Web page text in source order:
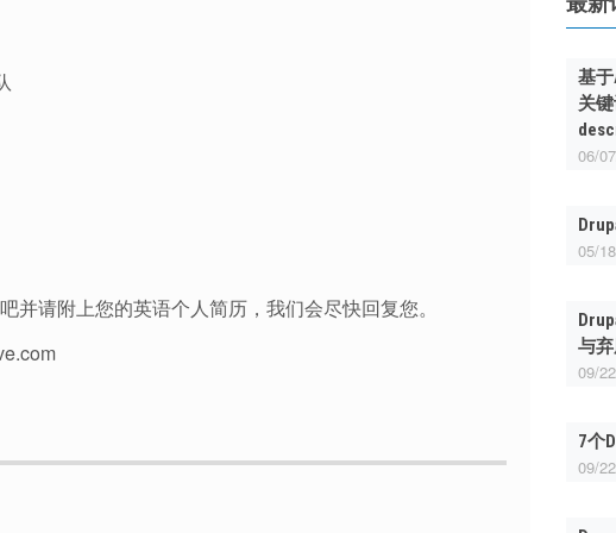
请附上您的英语个人简历，我们会尽快回复您。
基
关
06/
05/
与
09/
7个
09/